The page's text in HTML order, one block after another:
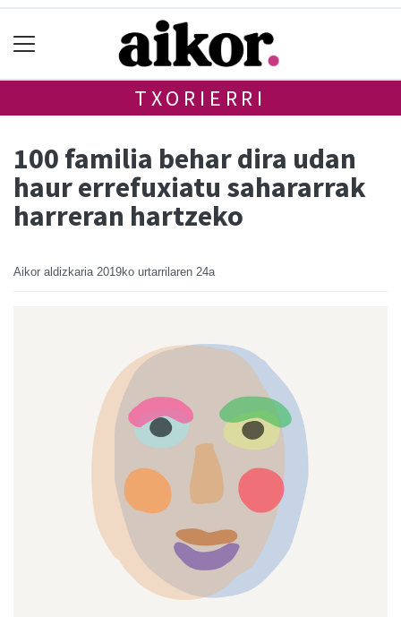
TXORIERRI
100 familia behar dira udan
haur errefuxiatu sahararrak
harreran hartzeko
Aikor aldizkaria 2019ko urtarrilaren 24a